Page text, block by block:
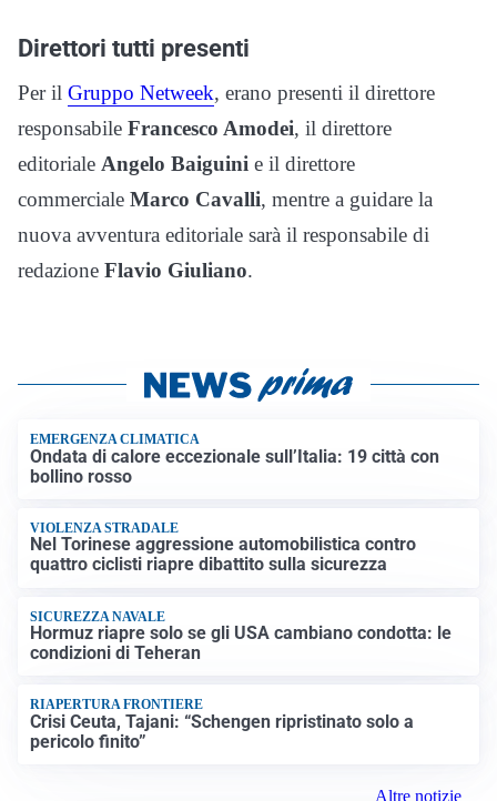
Direttori tutti presenti
Per il Gruppo Netweek, erano presenti il direttore
responsabile Francesco Amodei, il direttore
editoriale Angelo Baiguini e il direttore
commerciale Marco Cavalli, mentre a guidare la
nuova avventura editoriale sarà il responsabile di
redazione Flavio Giuliano.
EMERGENZA CLIMATICA
Ondata di calore eccezionale sull’Italia: 19 città con